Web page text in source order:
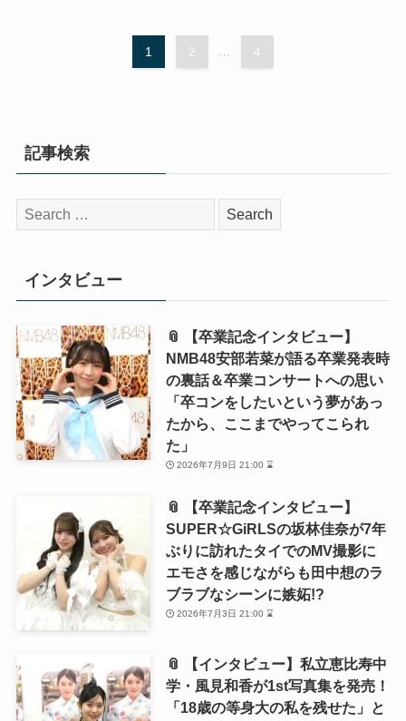
1 2 ... 4
記事検索
検
索:
インタビュー
📎 【卒業記念インタビュー】
NMB48安部若菜が語る卒業発表時
の裏話＆卒業コンサートへの思い
「卒コンをしたいという夢があっ
たから、ここまでやってこられ
た」
2026年7月9日 21:00 ⌛
📎 【卒業記念インタビュー】
SUPER☆GiRLSの坂林佳奈が7年
ぶりに訪れたタイでのMV撮影に
エモさを感じながらも田中想のラ
ブラブなシーンに嫉妬!?
2026年7月3日 21:00 ⌛
📎 【インタビュー】私立恵比寿中
学・風見和香が1st写真集を発売！
「18歳の等身大の私を残せた」と